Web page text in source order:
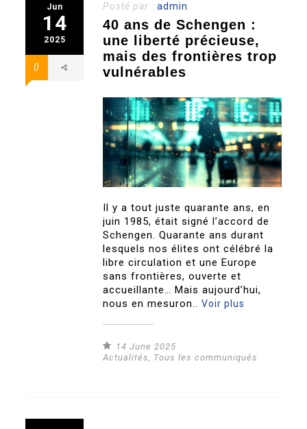
Jun
14
2025
0
Posté par :admin
40 ans de Schengen :
une liberté précieuse,
mais des frontières trop
vulnérables
Il y a tout juste quarante ans, en
juin 1985, était signé l’accord de
Schengen. Quarante ans durant
lesquels nos élites ont célébré la
libre circulation et une Europe
sans frontières, ouverte et
accueillante… Mais aujourd’hui,
nous en mesuron..Voir plus
14 June 2025
Actualités
Tous les communiqués